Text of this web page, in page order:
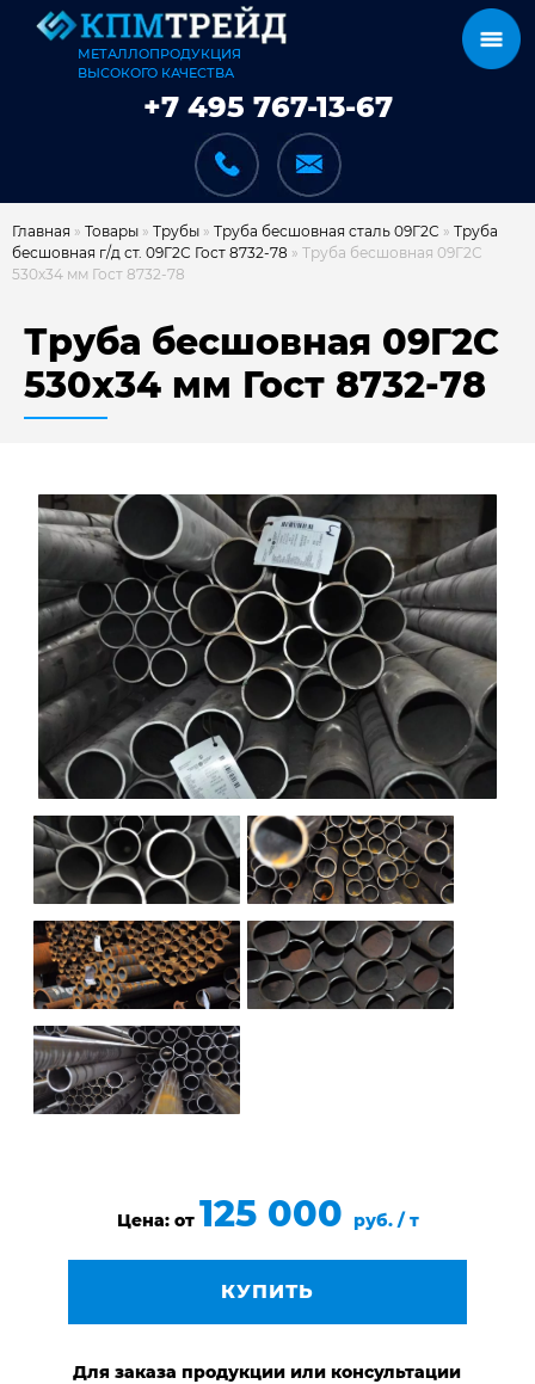
МЕТАЛЛОПРОДУКЦИЯ
ВЫСОКОГО КАЧЕСТВА
+7 495 767-13-67
ДОСТАВКА И ОПЛАТА
НАШИ ОБЪЕКТЫ
ОТЗЫВЫ
О НАС
БЛОГ
КОНТАКТЫ
Главная » Товары » Трубы » Труба бесшовная сталь 09Г2С » Труба
бесшовная г/д ст. 09Г2С Гост 8732-78 » Труба бесшовная 09Г2С
530х34 мм Гост 8732-78
Труба бесшовная 09Г2С
530х34 мм Гост 8732-78
Цена: от 125 000 руб. / т
КУПИТЬ
Для заказа продукции или консультации